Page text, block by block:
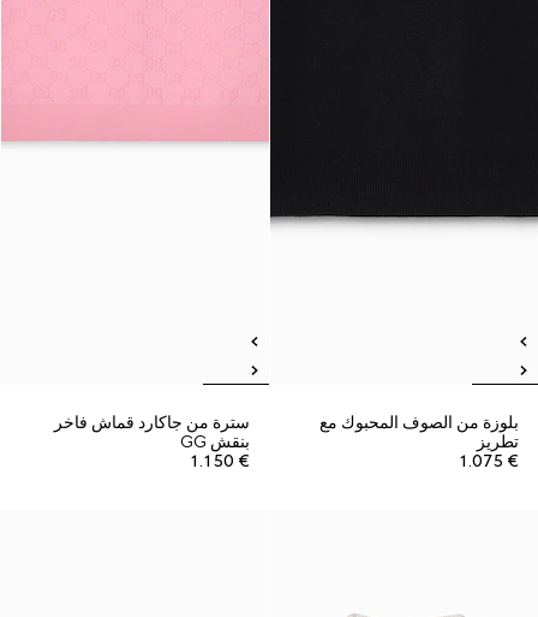
بلوزة من الصوف المحبوك مع
تطريز
€ 1.075
سترة من جاكارد قماش فاخر
بنقش GG
€ 1.150